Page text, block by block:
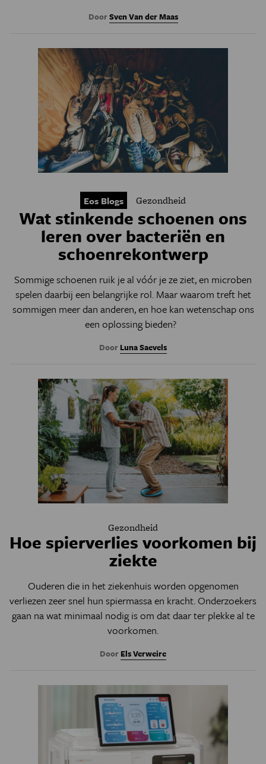
DoorSven Van der Maas
Eos Blogs Gezondheid
Wat stinkende schoenen ons
leren over bacteriën en
schoenrekontwerp
Sommige schoenen ruik je al vóór je ze ziet, en microben
spelen daarbij een belangrijke rol. Maar waarom treft het
sommigen meer dan anderen, en hoe kan wetenschap ons
een oplossing bieden?
Door Luna Saevels
Gezondheid
Hoe spierverlies voorkomen bij
ziekte
Ouderen die in het ziekenhuis worden opgenomen
verliezen zeer snel hun spiermassa en kracht. Onderzoekers
gaan na wat minimaal nodig is om dat daar ter plekke al te
voorkomen.
Door Els Verweire